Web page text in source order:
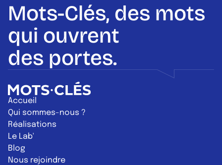
Mots-Clés, des mots
qui ouvrent
des portes.
Retour à l'accueil
Accueil
Qui sommes-nous ?
Réalisations
Le Lab'
Blog
Nous rejoindre